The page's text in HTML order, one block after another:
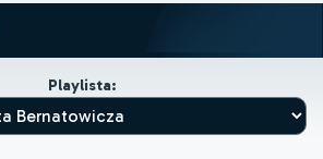
Playlista: